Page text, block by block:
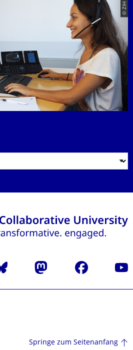
© ZIH
Mastodon Facebook
Springe zum Seitenanfang